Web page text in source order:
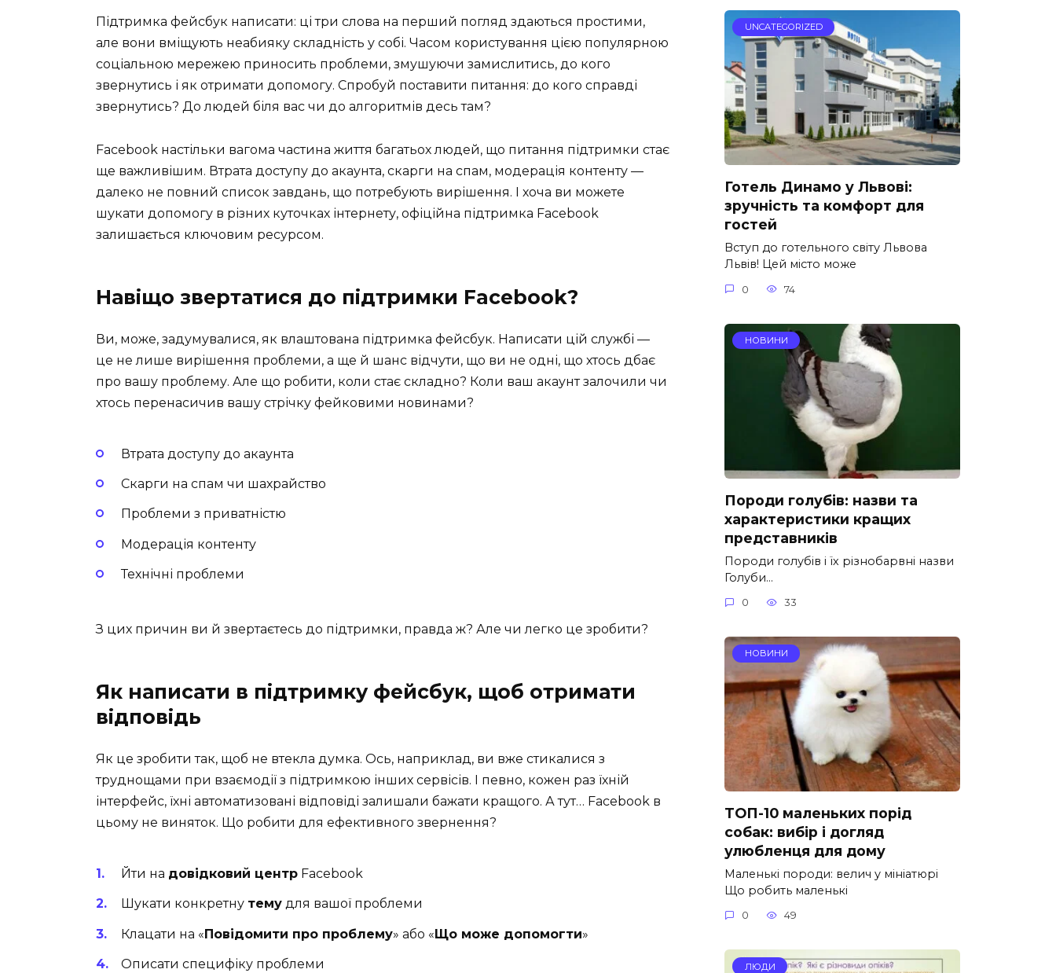
Підтримка фейсбук написати: ці три слова на перший погляд здаються простими,
але вони вміщують неабияку складність у собі. Часом користування цією популярною
соціальною мережею приносить проблеми, змушуючи замислитись, до кого
звернутись і як отримати допомогу. Спробуй поставити питання: до кого справді
звернутись? До людей біля вас чи до алгоритмів десь там?
Facebook настільки вагома частина життя багатьох людей, що питання підтримки стає
ще важливішим. Втрата доступу до акаунта, скарги на спам, модерація контенту —
далеко не повний список завдань, що потребують вирішення. І хоча ви можете
шукати допомогу в різних куточках інтернету, офіційна підтримка Facebook
залишається ключовим ресурсом.
Навіщо звертатися до підтримки Facebook?
Ви, може, задумувалися, як влаштована підтримка фейсбук. Написати цій службі —
це не лише вирішення проблеми, а ще й шанс відчути, що ви не одні, що хтось дбає
про вашу проблему. Але що робити, коли стає складно? Коли ваш акаунт залочили чи
хтось перенасичив вашу стрічку фейковими новинами?
Втрата доступу до акаунта
Скарги на спам чи шахрайство
Проблеми з приватністю
Модерація контенту
Технічні проблеми
З цих причин ви й звертаєтесь до підтримки, правда ж? Але чи легко це зробити?
Як написати в підтримку фейсбук, щоб отримати
відповідь
Як це зробити так, щоб не втекла думка. Ось, наприклад, ви вже стикалися з
труднощами при взаємодії з підтримкою інших сервісів. І певно, кожен раз їхній
інтерфейс, їхні автоматизовані відповіді залишали бажати кращого. А тут… Facebook в
цьому не виняток. Що робити для ефективного звернення?
Йти на довідковий центр Facebook
Шукати конкретну тему для вашої проблеми
Клацати на «Повідомити про проблему» або «Що може допомогти»
Описати специфіку проблеми
UNCATEGORIZED
Готель Динамо у Львові:
зручність та комфорт для
гостей
Вступ до готельного світу Львова
Львів! Цей місто може
0 74
НОВИНИ
Породи голубів: назви та
характеристики кращих
представників
Породи голубів і їх різнобарвні назви
Голуби…
0 33
НОВИНИ
ТОП-10 маленьких порід
собак: вибір і догляд
улюбленця для дому
Маленькі породи: велич у мініатюрі
Що робить маленькі
0 49
ЛЮДИ